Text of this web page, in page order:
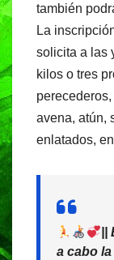
también
La
solicita a las
kilos o tres
avena, atún,
enlatados,
a cabo